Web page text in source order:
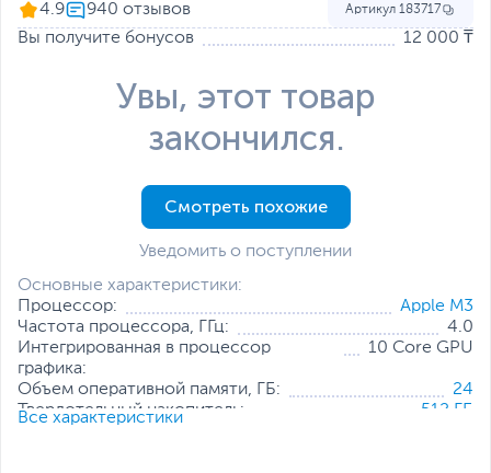
Основные характеристики:
Процессор:
Apple M3
Частота процессора, ГГц:
4.0
Интегрированная в процессор
графика:
10 Core GPU
Объем оперативной памяти, ГБ:
24
Твердотельный накопитель:
512 ГБ
Все характеристики
4.9 Артикул 183717
Вы получите бонусов 12 000 ₸
Увы, этот товар
закончился.
Смотреть похожие
Уведомить о поступлении